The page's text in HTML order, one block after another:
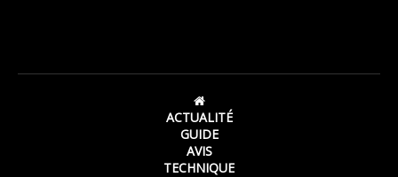
ACTUALITÉ
GUIDE
AVIS
TECHNIQUE